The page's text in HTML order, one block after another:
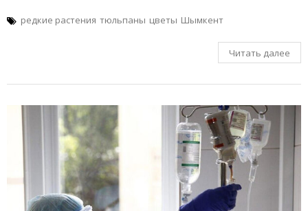
редкие растения тюльпаны цветы Шымкент
Читать далее